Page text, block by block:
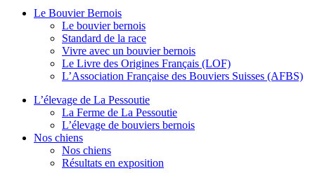
Le Bouvier Bernois
Le bouvier bernois
Standard de la race
Vivre avec un bouvier bernois
Le Livre des Origines Français (LOF)
L’Association Française des Bouviers Suisses (AFBS)
L’élevage de La Pessoutie
La Ferme de La Pessoutie
L’élevage de bouviers bernois
Nos chiens
Nos chiens
Résultats en exposition